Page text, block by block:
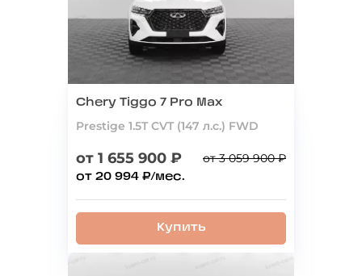
Chery Tiggo 7 Pro Max
Prestige 1.5T CVT (147 л.с.) FWD
от 1 655 900 ₽ от 3 059 900 ₽
от 20 994 ₽/мес.
Купить